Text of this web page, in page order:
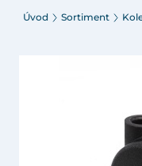
Úvod Sortiment